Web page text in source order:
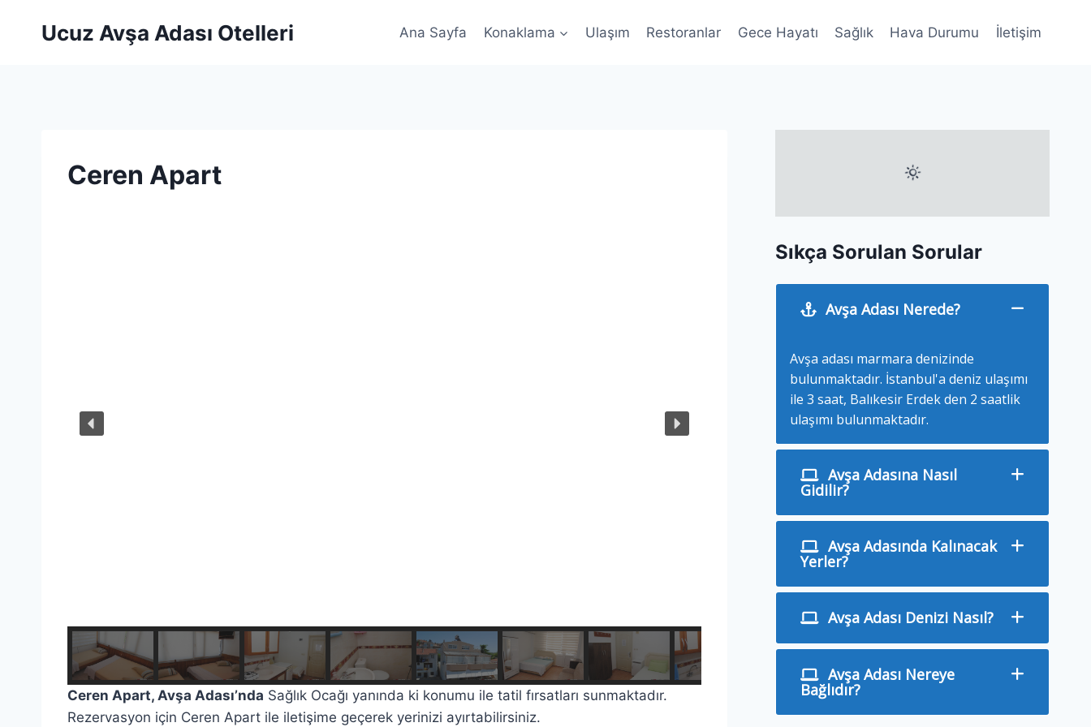
Ucuz Avşa Adası Otelleri Ana Sayfa Konaklama Ulaşım Restoranlar Gece Hayatı Sağlık Hava Durumu İletişim
Ceren Apart
Ceren Apart, Avşa Adası’nda Sağlık Ocağı yanında ki konumu ile tatil fırsatları sunmaktadır.
Rezervasyon için Ceren Apart ile iletişime geçerek yerinizi ayırtabilirsiniz.
Sıkça Sorulan Sorular
Avşa Adası Nerede?
Avşa adası marmara denizinde
bulunmaktadır. İstanbul'a deniz ulaşımı
ile 3 saat, Balıkesir Erdek den 2 saatlik
ulaşımı bulunmaktadır.
Avşa Adasına Nasıl
Gidilir?
Avşa Adasında Kalınacak
Yerler?
Avşa Adası Denizi Nasıl?
Avşa Adası Nereye
Bağlıdır?